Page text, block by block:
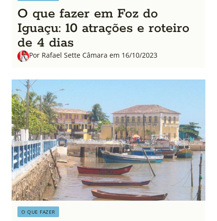
O que fazer em Foz do
Iguaçu: 10 atrações e roteiro
de 4 dias
Por Rafael Sette Câmara em 16/10/2023
O QUE FAZER